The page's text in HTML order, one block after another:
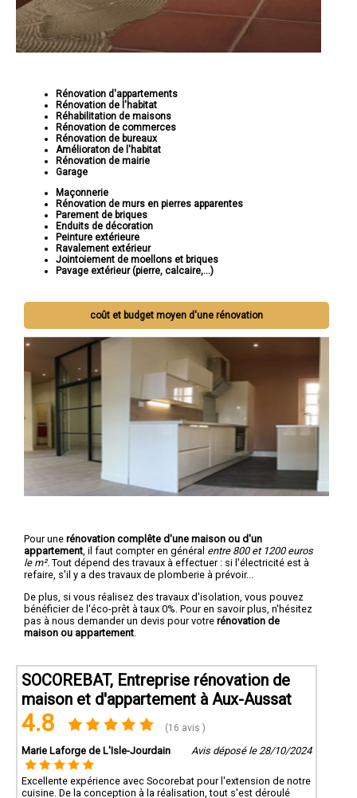
Rénovation d'appartements
Rénovation de l'habitat
Réhabilitation de maisons
Rénovation de commerces
Rénovation de bureaux
Amélioraton de l'habitat
Rénovation de mairie
Garage
Maçonnerie
Rénovation de murs en pierres apparentes
Parement de briques
Enduits de décoration
Peinture extérieure
Ravalement extérieur
Jointoiement de moellons et briques
Pavage extérieur (pierre, calcaire,...)
coût et budget moyen d'une rénovation
Pour une rénovation complête d'une maison ou d'un
appartement , il faut compter en général entre 800 et 1200 euros
le m². Tout dépend des travaux à effectuer : si l'électricité est à
refaire, s'il y a des travaux de plomberie à prévoir...
De plus, si vous réalisez des travaux d'isolation, vous pouvez
bénéficier de l'éco-prêt à taux 0%. Pour en savoir plus, n'hésitez
pas à nous demander un devis pour votre rénovation de
maison ou appartement
SOCOREBAT, Entreprise rénovation de
maison et d'appartement à Aux-Aussat
4.8 (16 avis )
Marie Laforge de L'Isle-Jourdain Avis déposé le 28/10/2024
Excellente expérience avec Socorebat pour l'extension de notre
cuisine. De la conception à la réalisation, tout s'est déroulé